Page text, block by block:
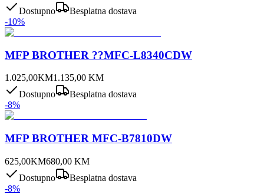
Dostupno
Besplatna dostava
-10%
MFP BROTHER ??MFC-L8340CDW
1.025,00KM1.135,00 KM
Dostupno
Besplatna dostava
-8%
MFP BROTHER MFC-B7810DW
625,00KM680,00 KM
Dostupno
Besplatna dostava
-8%